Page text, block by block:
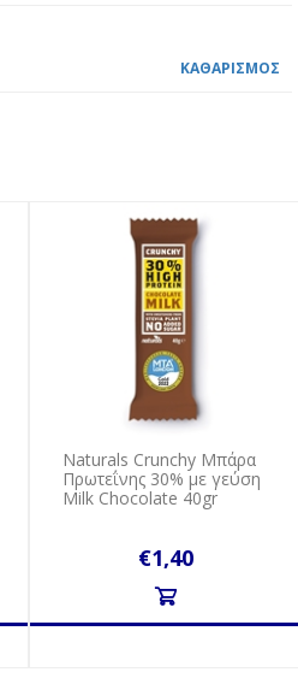
ΚΑΘΑΡΙΣΜΟΣ
Naturals Crunchy Μπάρα
Πρωτεΐνης 30% με γεύση
Milk Chocolate 40gr
€1,40